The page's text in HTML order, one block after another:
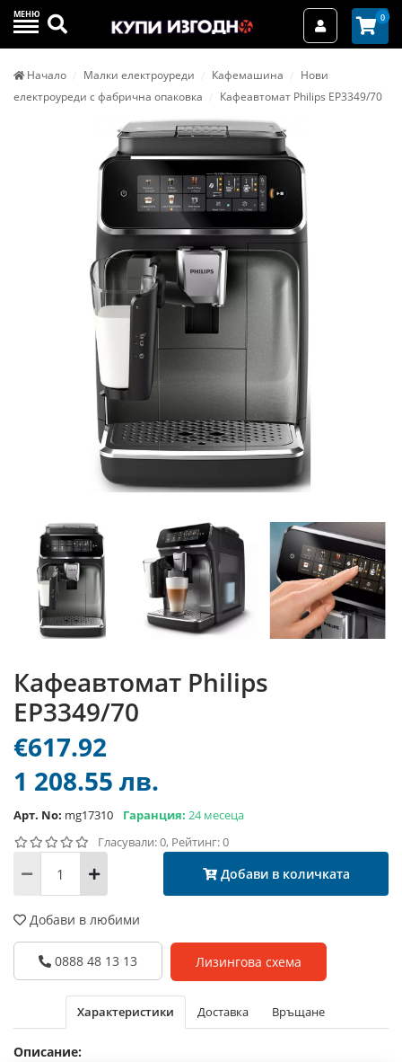
МЕНЮ Търси Вход / 0
Начало Малки електроуреди Кафемашина
Нови
електроуреди с фабрична опаковка
Кафеавтомат Philips EP3349/70
Кафеавтомат Philips
EP3349/70
€617.92
1 208.55 лв.
Арт. No: mg17310 Гаранция: 24 месеца
Гласували: 0, Рейтинг: 0
Добави в количката
Добави в любими
0888 48 13 13 Лизингова схема
Характеристики Доставка Връщане
Описание: